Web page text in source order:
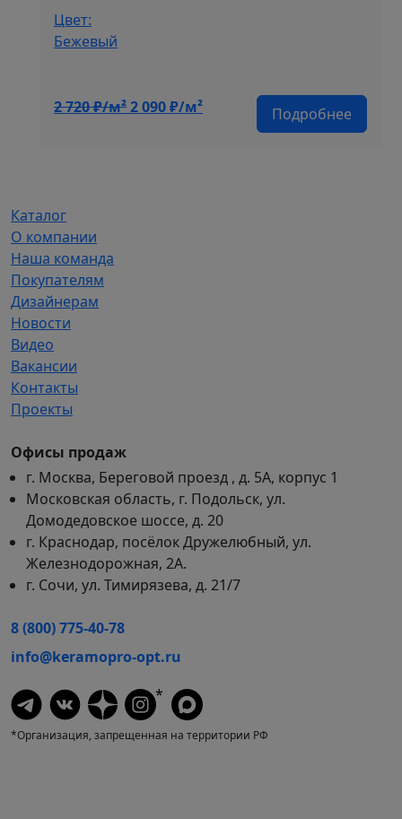
Цвет:
Бежевый
Подробнее
2 720₽/м²Первоначальная
2 090₽/м²Текущая
Каталог
О компании
Наша команда
Покупателям
Дизайнерам
Новости
Видео
Вакансии
Контакты
Проекты
Офисы продаж
г. Москва, Береговой проезд , д. 5А, корпус 1
Московская область, г. Подольск, ул.
Домодедовское шоссе, д. 20
г. Краснодар, посёлок Дружелюбный, ул.
Железнодорожная, 2А.
г. Сочи, ул. Тимирязева, д. 21/7
8 (800) 775-40-78
info@keramopro-opt.ru
*
*Организация, запрещенная на территории РФ